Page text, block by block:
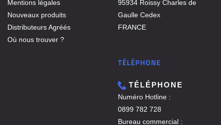
Mentions légales
Nouveaux produits
Distributeurs Agréés
Où nous trouver ?
95934 Roissy Charles de
Gaulle Cedex
FRANCE
TÉLÉPHONE
TÉLÉPHONE
Numéro Hotline :
0899 782 728
Bureau commercial :